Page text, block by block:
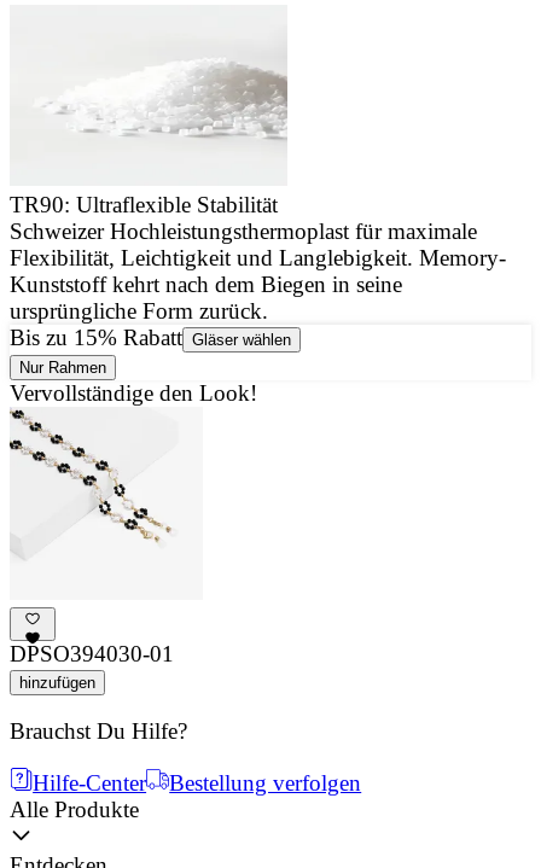
TR90: Ultraflexible Stabilität
Schweizer Hochleistungsthermoplast für maximale
Flexibilität, Leichtigkeit und Langlebigkeit. Memory-
Kunststoff kehrt nach dem Biegen in seine
ursprüngliche Form zurück.
Bis zu 15% Rabatt Gläser wählen
Nur Rahmen
Vervollständige den Look!
DPSO394030-01
hinzufügen
Brauchst Du Hilfe?
Hilfe-Center
Bestellung verfolgen
Alle Produkte